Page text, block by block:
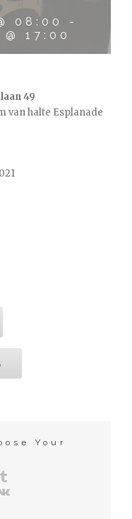
08:00
-
17:00
49
van halte Esplanade
Your